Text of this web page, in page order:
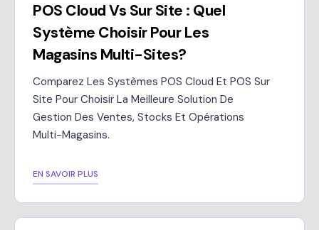
POS Cloud Vs Sur Site : Quel
Système Choisir Pour Les
Magasins Multi-Sites?
Comparez Les Systèmes POS Cloud Et POS Sur
Site Pour Choisir La Meilleure Solution De
Gestion Des Ventes, Stocks Et Opérations
Multi-Magasins.
EN SAVOIR PLUS